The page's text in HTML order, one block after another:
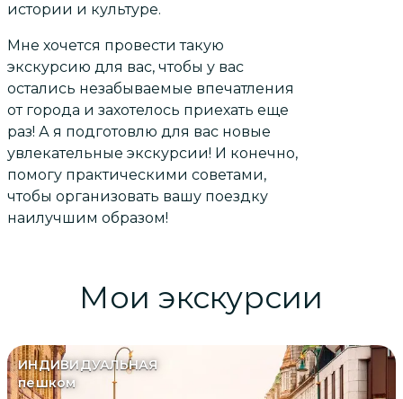
истории и культуре.
Мне хочется провести такую
экскурсию для вас, чтобы у вас
остались незабываемые впечатления
от города и захотелось приехать еще
раз! А я подготовлю для вас новые
увлекательные экскурсии! И конечно,
помогу практическими советами,
чтобы организовать вашу поездку
наилучшим образом!
Мои экскурсии
ИНДИВИДУАЛЬНАЯ
пешком